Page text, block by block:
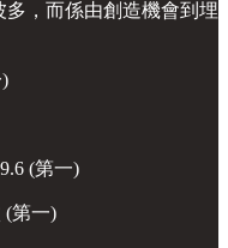
，而係由創造機會到埋
(第一)
(第一)